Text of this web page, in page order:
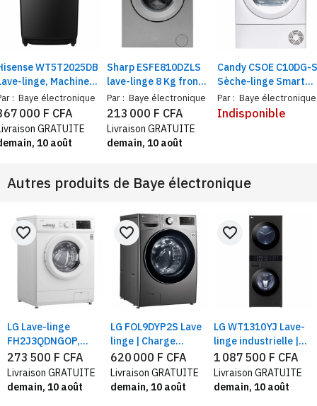
WT5T2025DB
linge, Machine
/ Chargement
par le
haut / noir
: Baye électronique
000 F CFA
GRATUITE
10 août
Sharp ESFE810DZLS
lave-linge 8 Kg front
load gris – Machine à
laver 1000 tr/min A++
lavage rapide verrou
enfant
Par : Baye électronique
213 000 F CFA
Livraison GRATUITE
demain, 10 août
Candy CSOE C10DG-S
Sèche-linge Smart
Pro pose libre, A
condensation, 10 Kg,
Par : Baye électronique
Indisponible
Autres produits de Baye électronique
LG Lave-linge
FH2J3QDNGOP,
Capacité 7 kg,
direct drive, Blanc
favorite_border
273 500 F CFA
Livraison GRATUITE
demain, 10 août
LG FOL9DYP2S Lave
linge | Charge
frontale 15 KG | 6
Motion Direct
IADrive™ | Inverter
favorite_border
620 000 F CFA
Livraison GRATUITE
demain, 10 août
LG WT1310YJ Lave-
linge industrielle |
Lavage 13KG /
Séchage 10KG ,avec
technologie Centre
favorite_border
1 087 500 F CFA
Livraison GRATUITE
demain, 10 août